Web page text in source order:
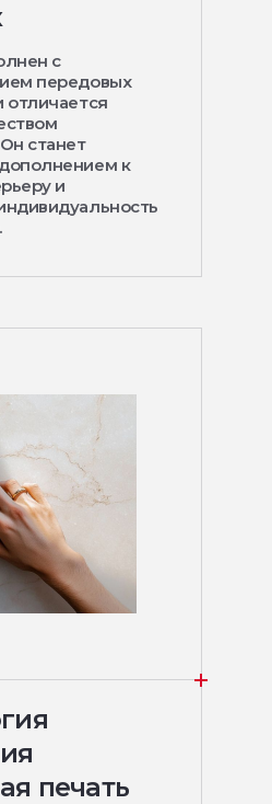
с
передовых
отличается
станет
к
и
печать